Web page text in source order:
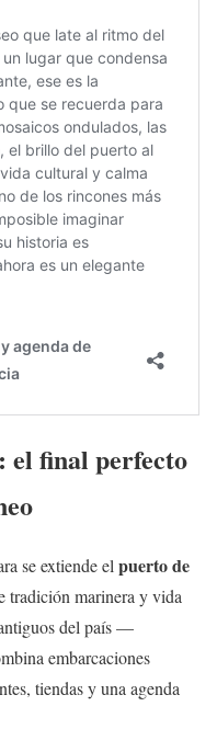
el final perfecto
se extiende elpuerto de
tradición marinera y vida
del país —
embarcaciones
tiendas y una agenda